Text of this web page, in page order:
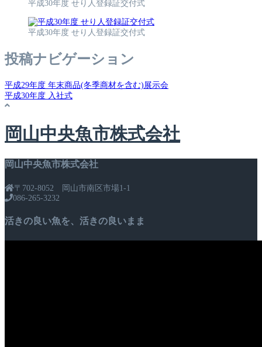
平成30年度 せり人登録証交付式
平成30年度 せり人登録証交付式
投稿ナビゲーション
平成29年度 年末商品(冬季商材を含む)展示会
平成30年度 入社式
岡山中央魚市株式会社
岡山中央魚市株式会社
〒702-8052 岡山市南区市場1-1
086-265-3232
活きの良い魚を、活きの良いまま